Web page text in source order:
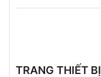
TRANG THIẾT BỊ